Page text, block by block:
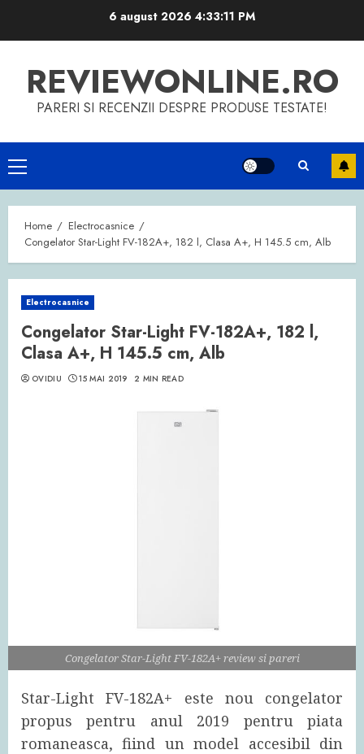
6 august 2026 4:33:12 PM
REVIEWONLINE.RO
PARERI SI RECENZII DESPRE PRODUSE TESTATE!
Primary
Menu
Home
Electrocasnice
Congelator Star-Light FV-182A+, 182 l, Clasa A+, H 145.5 cm, Alb
Electrocasnice
Congelator Star-Light FV-182A+, 182 l,
Clasa A+, H 145.5 cm, Alb
OVIDIU 15 MAI 2019 2 MIN READ
Congelator Star-Light FV-182A+ review si pareri
Star-Light FV-182A+ este nou congelator
propus pentru anul 2019 pentru piata
romaneasca, fiind un model accesibil din